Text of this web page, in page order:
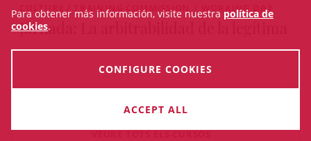
CULTURE / TRAINING COMMISSION | WORKING DAY
Jornada: La arbitrabilidad de la legítima
VEURE TOTS ELS CURSOS
Para obtener más información, visite nuestra política de
cookies.
CONFIGURE COOKIES
ACCEPT ALL